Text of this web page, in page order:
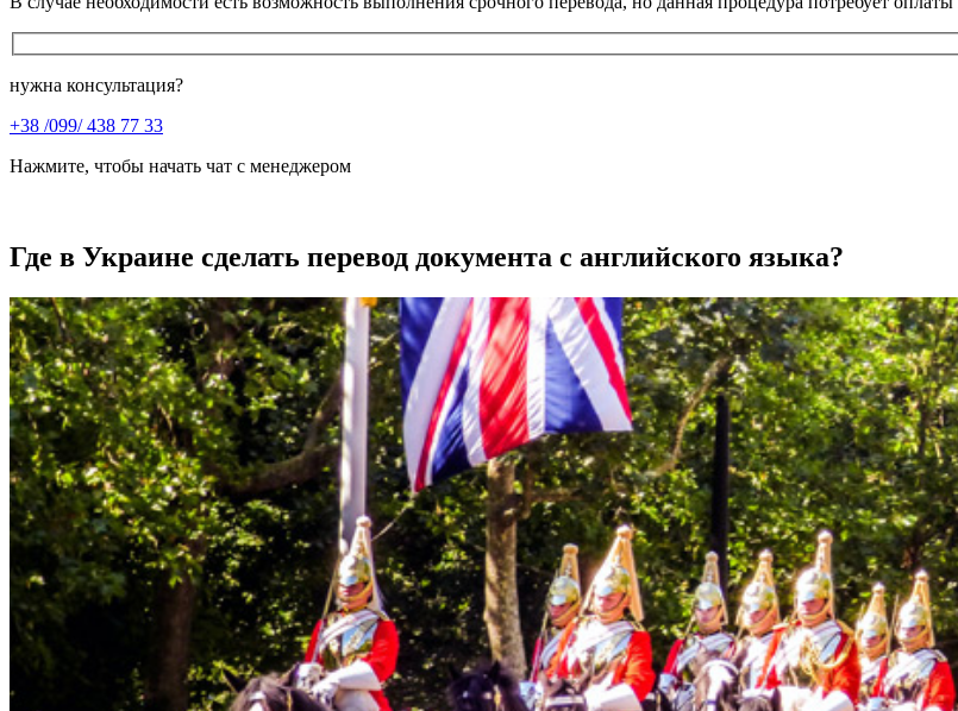
нужна консультация?
+38 /099/ 438 77 33
Нажмите, чтобы начать чат с менеджером
Где в Украине сделать перевод документа с английского языка?